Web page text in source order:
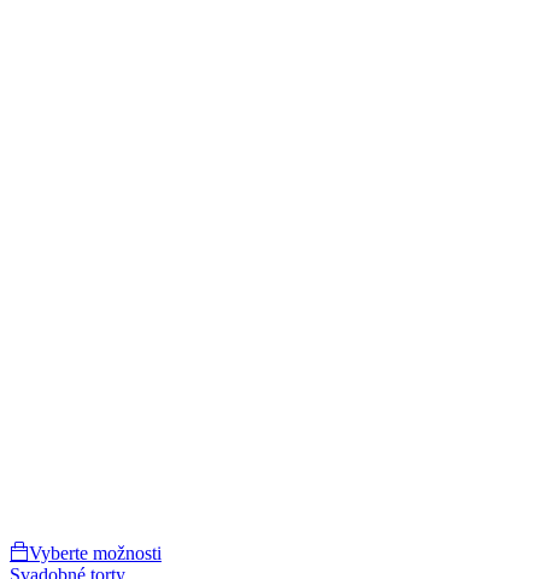
Vyberte možnosti
Svadobné torty